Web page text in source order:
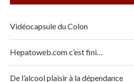
Vidéocapsule du Colon
Hepatoweb.com c’est fini…
De l’alcool plaisir à la dépendance